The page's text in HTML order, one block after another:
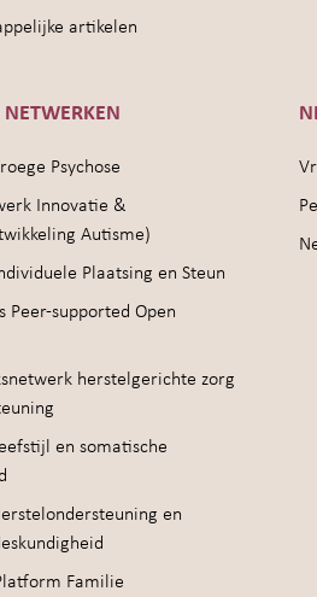
artikelen
NETWERKEN
Psychose
Innovatie &
Autisme)
Plaatsing en Steun
Peer-supported Open
herstelgerichte zorg
en somatische
en
Familie